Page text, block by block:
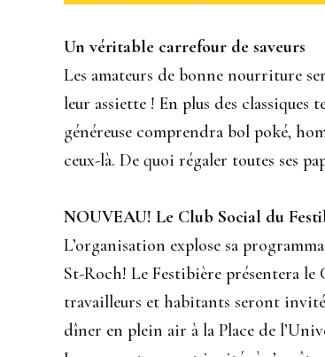
Un véritable carrefour de saveurs
Les amateurs de bonne nourriture
leur assiette ! En plus des classiques
généreuse comprendra bol poké,
ceux-là. De quoi régaler toutes ses
NOUVEAU! Le Club Social du
L’organisation explose sa
St-Roch! Le Festibière présentera
travailleurs et habitants seront
dîner en plein air à la Place de